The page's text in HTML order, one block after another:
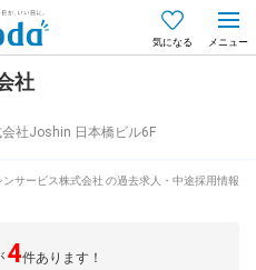
気になる
社
社Joshin 日本橋ビル6F
ンサービス株式会社 の過去求人・中途採用情報
4件あります！